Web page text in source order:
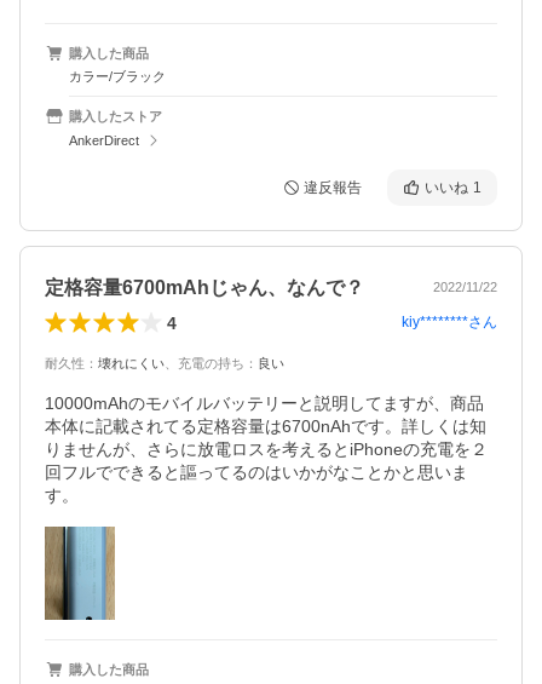
購入した商品
カラー/ブラック
購入したストア
AnkerDirect
違反報告 いいね 1
定格容量6700mAhじゃん、なんで？ 2022/11/22
4 kiy********さん
耐久性 ： 壊れにくい 充電の持ち ： 良い
10000mAhのモバイルバッテリーと説明してますが、商品
本体に記載されてる定格容量は6700nAhです。詳しくは知
りませんが、さらに放電ロスを考えるとiPhoneの充電を２
回フルでできると謳ってるのはいかがなことかと思いま
す。
購入した商品